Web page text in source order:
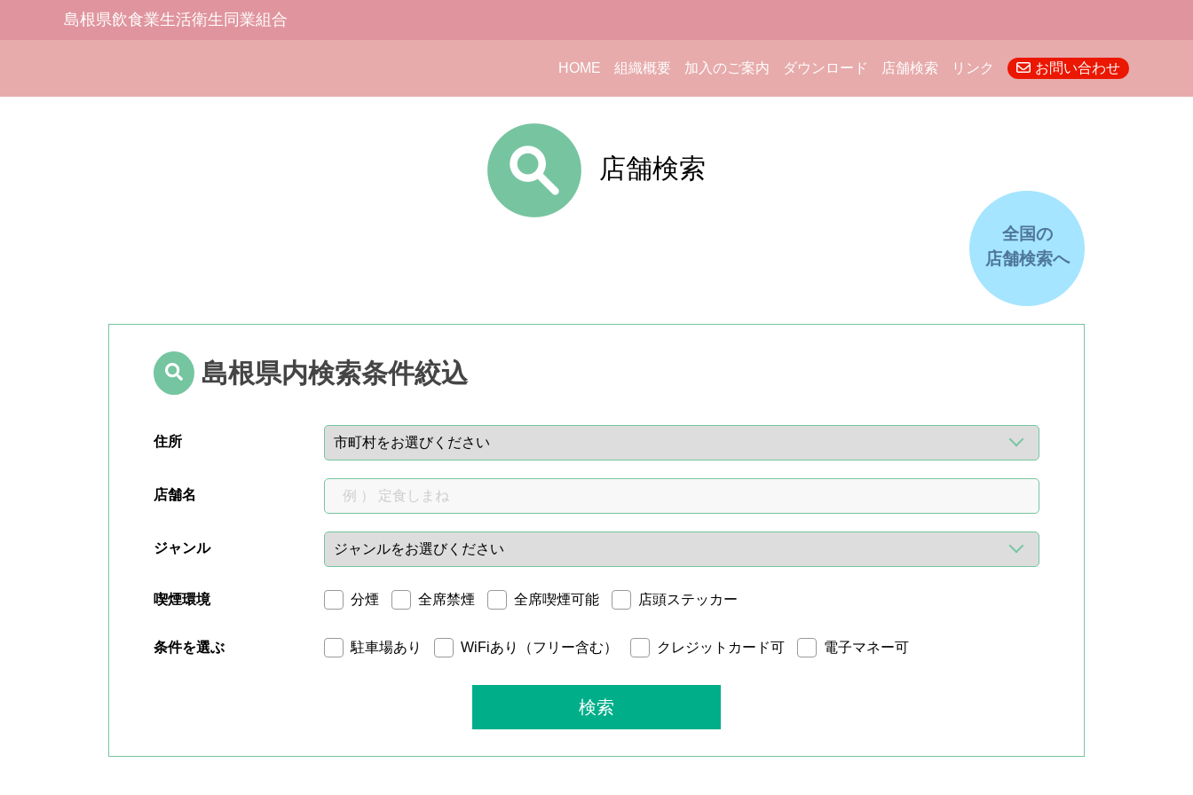
島根県飲食業生活衛生同業組合
HOME 組織概要 加入のご案内 ダウンロード 店舗検索 リンク お問い合わせ
店舗検索
全国の
店舗検索へ
島根県内検索条件絞込
住所
店舗名
ジャンル
喫煙環境 分煙 全席禁煙 全席喫煙可能 店頭ステッカー
条件を選ぶ 駐車場あり WiFiあり（フリー含む） クレジットカード可 電子マネー可